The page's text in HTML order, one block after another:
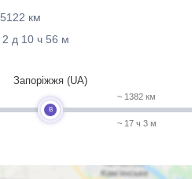
5122 км
2 д 10 ч 56 м
B
Запоріжжя (UA)
~ 1382 км
~ 17 ч 3 м